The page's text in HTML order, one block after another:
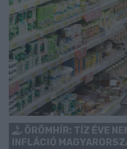
ÖRÖMHÍR: TÍZ ÉVE
INFLÁCIÓ